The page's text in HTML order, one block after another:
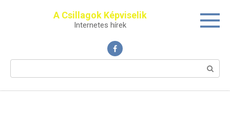
A Csillagok Képviselik
Internetes hírek
Поиск: